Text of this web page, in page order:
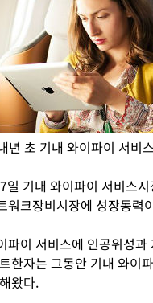
초 기내 와이파이 서비
기내 와이파이 서비스
워크장비시장에 성장동력
파이 서비스에 인공위성
한자는 그동안 기내 와이
왔다.